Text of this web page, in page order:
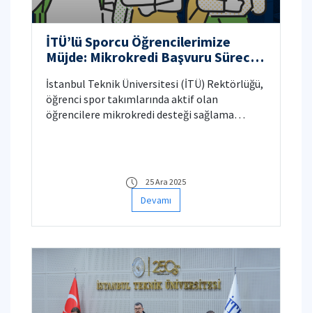
İTÜ’lü Sporcu Öğrencilerimize
Müjde: Mikrokredi Başvuru Süreci
İstanbul Teknik Üniversitesi (İTÜ) Rektörlüğü,
öğrenci spor takımlarında aktif olan
öğrencilere mikrokredi desteği sağlama
başvurularını yapabilir. Üniversite yönetiminin
18 Aralık 2025’te aldığı tarihi karar, kampüs
sporlarına emek veren öğrencileri
alan tüm lisans öğrencileri, 2025-2026 Güz
dönemi için mikrokredi başvurusunda
bulunabilecek.
25 Ara 2025
Devamı